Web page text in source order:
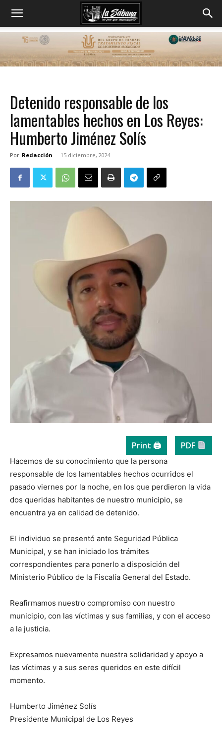
Detenido responsable de los
lamentables hechos en Los Reyes:
Humberto Jiménez Solís
Por Redacción - 15 diciembre, 2024
Print 🖨 PDF
Hacemos de su conocimiento que la persona
responsable de los lamentables hechos ocurridos el
pasado viernes por la noche, en los que perdieron la vida
dos queridas habitantes de nuestro municipio, se
encuentra ya en calidad de detenido.
El individuo se presentó ante Seguridad Pública
Municipal, y se han iniciado los trámites
correspondientes para ponerlo a disposición del
Ministerio Público de la Fiscalía General del Estado.
Reafirmamos nuestro compromiso con nuestro
municipio, con las víctimas y sus familias, y con el acceso
a la justicia.
Expresamos nuevamente nuestra solidaridad y apoyo a
las víctimas y a sus seres queridos en este difícil
momento.
Humberto Jiménez Solís
Presidente Municipal de Los Reyes